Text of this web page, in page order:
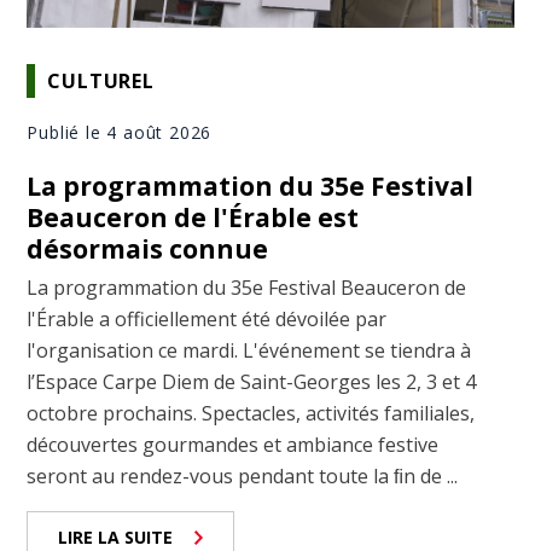
CULTUREL
Publié le 4 août 2026
La programmation du 35e Festival
Beauceron de l'Érable est
désormais connue
La programmation du 35e Festival Beauceron de
l'Érable a officiellement été dévoilée par
l'organisation ce mardi. L'événement se tiendra à
l’Espace Carpe Diem de Saint-Georges les 2, 3 et 4
octobre prochains. Spectacles, activités familiales,
découvertes gourmandes et ambiance festive
seront au rendez-vous pendant toute la ﬁn de ...
LIRE LA SUITE